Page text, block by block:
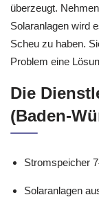
überzeugt.
Solaranlagen wird
Scheu zu haben.
Problem eine
Die
(Baden-
Stromspeicher
Solaranlagen